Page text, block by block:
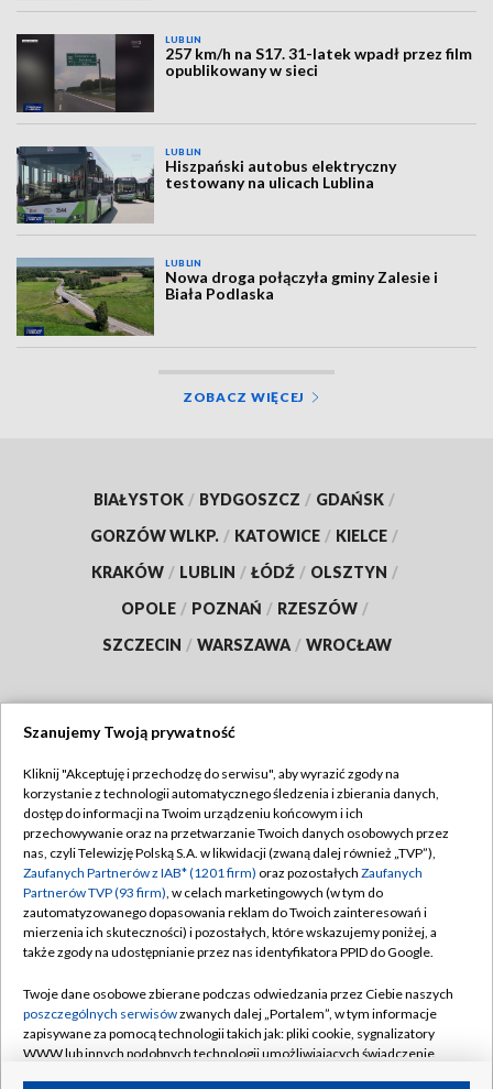
LUBLIN
257 km/h na S17. 31-latek wpadł przez film
opublikowany w sieci
LUBLIN
Hiszpański autobus elektryczny
testowany na ulicach Lublina
LUBLIN
Nowa droga połączyła gminy Zalesie i
Biała Podlaska
ZOBACZ WIĘCEJ
BIAŁYSTOK / BYDGOSZCZ / GDAŃSK /
GORZÓW WLKP. / KATOWICE / KIELCE /
KRAKÓW / LUBLIN / ŁÓDŹ / OLSZTYN /
OPOLE / POZNAŃ / RZESZÓW /
SZCZECIN / WARSZAWA / WROCŁAW
TVP
Abonament TVP
Emisja w TVP
Centrum informacji TVP
Naziemna Telewizja Cyfrowa
Rada Programowa
System NOS
Informacje o nadawcy
Regulamin TVP
Polityka prywatności
Moje zgody
Pomoc
Kontakt
Szanujemy Twoją prywatność
Kliknij "Akceptuję i przechodzę do serwisu", aby wyrazić zgody na
korzystanie z technologii automatycznego śledzenia i zbierania danych,
dostęp do informacji na Twoim urządzeniu końcowym i ich
przechowywanie oraz na przetwarzanie Twoich danych osobowych przez
nas, czyli Telewizję Polską S.A. w likwidacji (zwaną dalej również „TVP”),
Zaufanych Partnerów z IAB* (1201 firm) oraz pozostałych Zaufanych
Partnerów TVP (93 firm), w celach marketingowych (w tym do
zautomatyzowanego dopasowania reklam do Twoich zainteresowań i
mierzenia ich skuteczności) i pozostałych, które wskazujemy poniżej, a
także zgody na udostępnianie przez nas identyfikatora PPID do Google.
Twoje dane osobowe zbierane podczas odwiedzania przez Ciebie naszych
poszczególnych serwisówzwanych dalej „Portalem”, w tym informacje
zapisywane za pomocą technologii takich jak: pliki cookie, sygnalizatory
WWW lub innych podobnych technologii umożliwiających świadczenie